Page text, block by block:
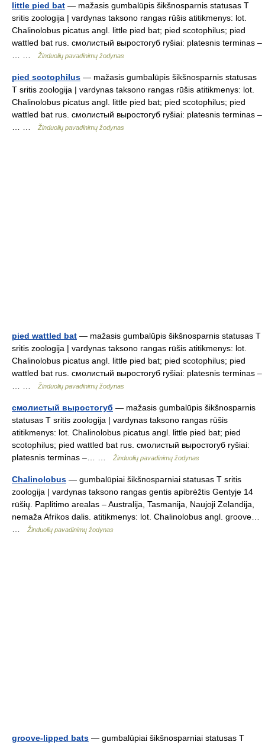
little pied bat — mažasis gumbalūpis šikšnosparnis statusas T
sritis zoologija | vardynas taksono rangas rūšis atitikmenys: lot.
Chalinolobus picatus angl. little pied bat; pied scotophilus; pied
wattled bat rus. смолистый выростогуб ryšiai: platesnis terminas –
Žinduolių pavadinimų žodynas
pied scotophilus — mažasis gumbalūpis šikšnosparnis statusas
T sritis zoologija | vardynas taksono rangas rūšis atitikmenys: lot.
Chalinolobus picatus angl. little pied bat; pied scotophilus; pied
wattled bat rus. смолистый выростогуб ryšiai: platesnis terminas –
Žinduolių pavadinimų žodynas
pied wattled bat — mažasis gumbalūpis šikšnosparnis statusas T
sritis zoologija | vardynas taksono rangas rūšis atitikmenys: lot.
Chalinolobus picatus angl. little pied bat; pied scotophilus; pied
wattled bat rus. смолистый выростогуб ryšiai: platesnis terminas –
Žinduolių pavadinimų žodynas
смолистый выростогуб — mažasis gumbalūpis šikšnosparnis
statusas T sritis zoologija | vardynas taksono rangas rūšis
atitikmenys: lot. Chalinolobus picatus angl. little pied bat; pied
scotophilus; pied wattled bat rus. смолистый выростогуб ryšiai:
platesnis terminas –… …
Žinduolių pavadinimų žodynas
Chalinolobus — gumbalūpiai šikšnosparniai statusas T sritis
zoologija | vardynas taksono rangas gentis apibrėžtis Gentyje 14
rūšių. Paplitimo arealas – Australija, Tasmanija, Naujoji Zelandija,
nemaža Afrikos dalis. atitikmenys: lot. Chalinolobus angl. groove…
Žinduolių pavadinimų žodynas
groove-lipped bats — gumbalūpiai šikšnosparniai statusas T